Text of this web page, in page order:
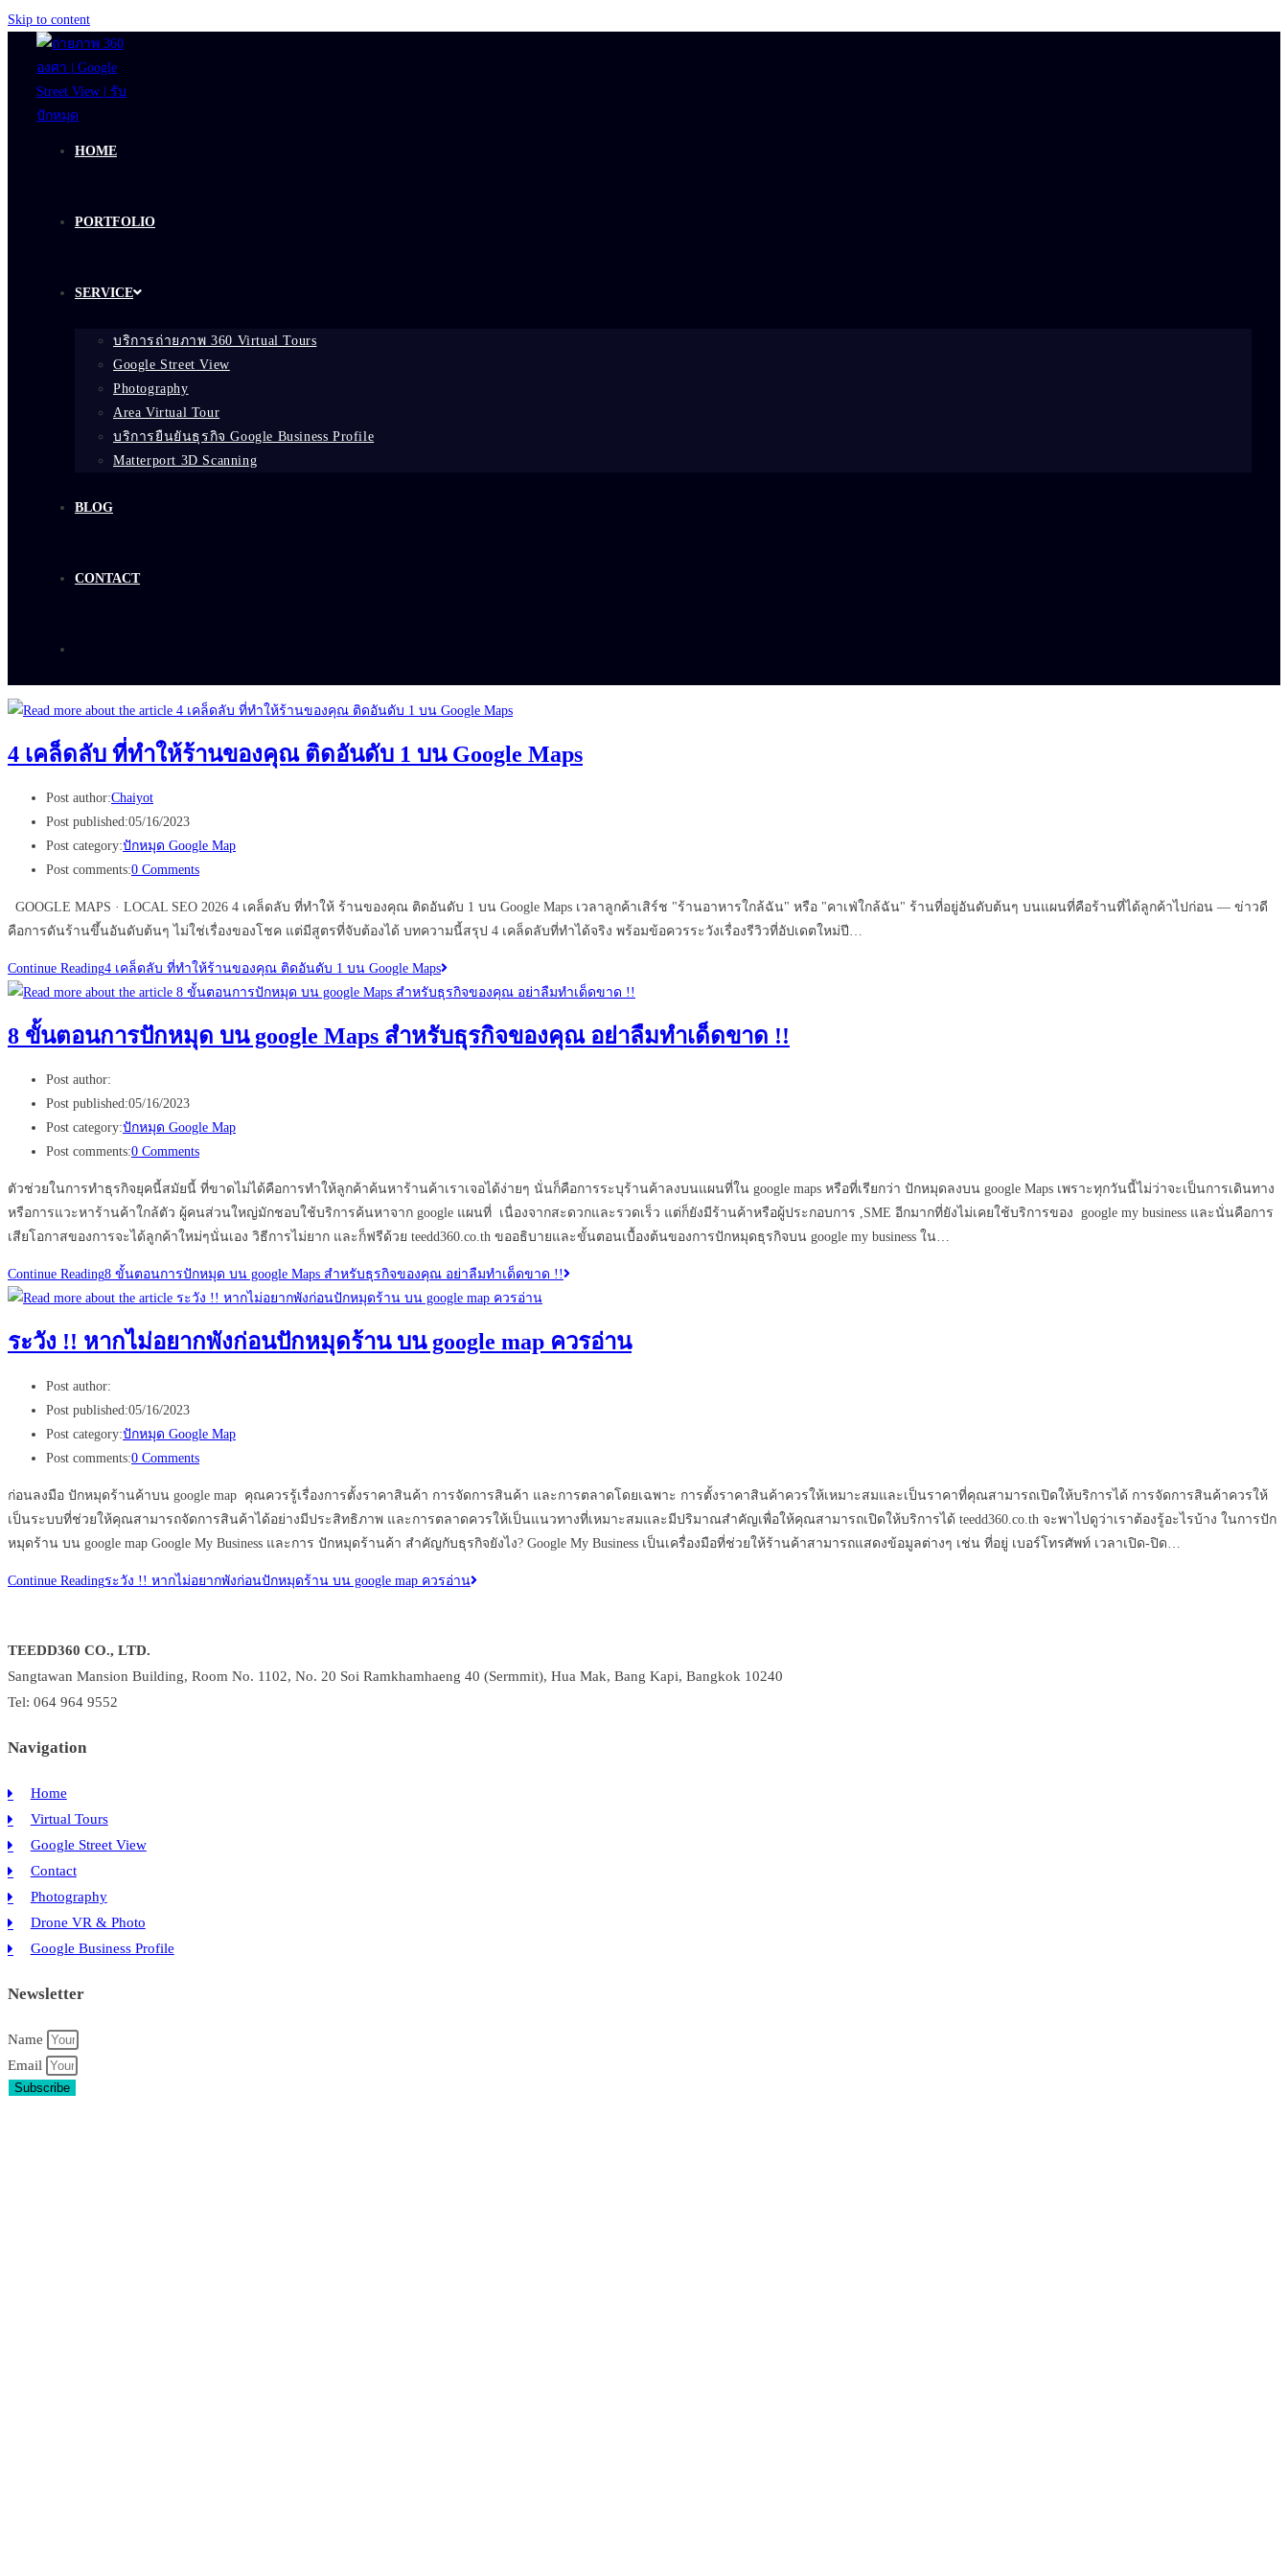
Skip to content
HOME
PORTFOLIO
SERVICE
บริการถ่ายภาพ 360 Virtual Tours
Google Street View
Photography
Area Virtual Tour
บริการยืนยันธุรกิจ Google Business Profile
Matterport 3D Scanning
BLOG
CONTACT
4 เคล็ดลับ ที่ทำให้ร้านของคุณ ติดอันดับ 1 บน Google Maps
Post author:Chaiyot
Post published:05/16/2023
Post category:ปักหมุด Google Map
Post comments:0 Comments
GOOGLE MAPS · LOCAL SEO 2026 4 เคล็ดลับ ที่ทำให้ ร้านของคุณ ติดอันดับ 1 บน Google Maps เวลาลูกค้าเสิร์ช "ร้านอาหารใกล้ฉัน" หรือ "คาเฟ่ใกล้ฉัน" ร้านที่อยู่อันดับต้นๆ บนแผนที่คือร้านที่ได้ลูกค้าไปก่อน — ข่าวดี
คือการดันร้านขึ้นอันดับต้นๆ ไม่ใช่เรื่องของโชค แต่มีสูตรที่จับต้องได้ บทความนี้สรุป 4 เคล็ดลับที่ทำได้จริง พร้อมข้อควรระวังเรื่องรีวิวที่อัปเดตใหม่ปี…
Continue Reading4 เคล็ดลับ ที่ทำให้ร้านของคุณ ติดอันดับ 1 บน Google Maps
8 ขั้นตอนการปักหมุด บน google Maps สำหรับธุรกิจของคุณ อย่าลืมทำเด็ดขาด !!
Post author:
Post published:05/16/2023
Post category:ปักหมุด Google Map
Post comments:0 Comments
ตัวช่วยในการทำธุรกิจยุคนี้สมัยนี้ ที่ขาดไม่ได้คือการทำให้ลูกค้าค้นหาร้านค้าเราเจอได้ง่ายๆ นั่นก็คือการระบุร้านค้าลงบนแผนที่ใน google maps หรือที่เรียกว่า ปักหมุดลงบน google Maps เพราะทุกวันนี้ไม่ว่าจะเป็นการเดินทาง
หรือการแวะหาร้านค้าใกล้ตัว ผู้คนส่วนใหญ่มักชอบใช้บริการค้นหาจาก google แผนที่ เนื่องจากสะดวกและรวดเร็ว แต่ก็ยังมีร้านค้าหรือผู้ประกอบการ ,SME อีกมากที่ยังไม่เคยใช้บริการของ google my business และนั่นคือการ
เสียโอกาสของการจะได้ลูกค้าใหม่ๆนั่นเอง วิธีการไม่ยาก และก็ฟรีด้วย teedd360.co.th ขออธิบายและขั้นตอนเบื้องต้นของการปักหมุดธุรกิจบน google my business ใน…
Continue Reading8 ขั้นตอนการปักหมุด บน google Maps สำหรับธุรกิจของคุณ อย่าลืมทำเด็ดขาด !!
ระวัง !! หากไม่อยากพังก่อนปักหมุดร้าน บน google map ควรอ่าน
Post author:
Post published:05/16/2023
Post category:ปักหมุด Google Map
Post comments:0 Comments
ก่อนลงมือ ปักหมุดร้านค้าบน google map คุณควรรู้เรื่องการตั้งราคาสินค้า การจัดการสินค้า และการตลาดโดยเฉพาะ การตั้งราคาสินค้าควรให้เหมาะสมและเป็นราคาที่คุณสามารถเปิดให้บริการได้ การจัดการสินค้าควรให้
เป็นระบบที่ช่วยให้คุณสามารถจัดการสินค้าได้อย่างมีประสิทธิภาพ และการตลาดควรให้เป็นแนวทางที่เหมาะสมและมีปริมาณสำคัญเพื่อให้คุณสามารถเปิดให้บริการได้ teedd360.co.th จะพาไปดูว่าเราต้องรู้อะไรบ้าง ในการปัก
หมุดร้าน บน google map Google My Business และการ ปักหมุดร้านค้า สำคัญกับธุรกิจยังไง? Google My Business เป็นเครื่องมือที่ช่วยให้ร้านค้าสามารถแสดงข้อมูลต่างๆ เช่น ที่อยู่ เบอร์โทรศัพท์ เวลาเปิด-ปิด…
Continue Readingระวัง !! หากไม่อยากพังก่อนปักหมุดร้าน บน google map ควรอ่าน
TEEDD360 CO., LTD.
Sangtawan Mansion Building, Room No. 1102, No. 20 Soi Ramkhamhaeng 40 (Sermmit), Hua Mak, Bang Kapi, Bangkok 10240
Tel: 064 964 9552
Navigation
Home
Virtual Tours
Google Street View
Contact
Photography
Drone VR & Photo
Google Business Profile
Newsletter
Name
Email
Subscribe